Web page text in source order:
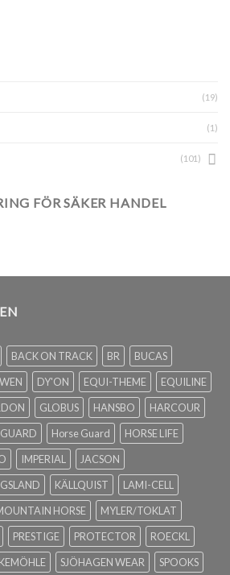
(19)
(1)
(101)
FÖR SÄKER HANDEL
BACK ON TRACK BR
BUCAS
DY'ON EQUI-THEME
EQUILINE
GLOBUS HANSBO
HARCOUR
Horse Guard
HORSE LIFE
IMPERIAL
JACSON
KÄLLQUIST
LAMI-CELL
HORSE
MYLER/TOKLAT
PRESTIGE PROTECTOR
ROECKL
SJÖHAGEN WEAR SPOOKS